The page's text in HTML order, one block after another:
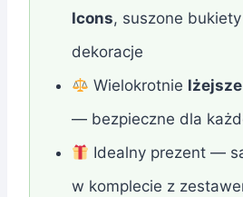
Icons, suszone
dekoracje
Wielokrotnie
— bezpieczne dla
Idealny prezent —
w komplecie z